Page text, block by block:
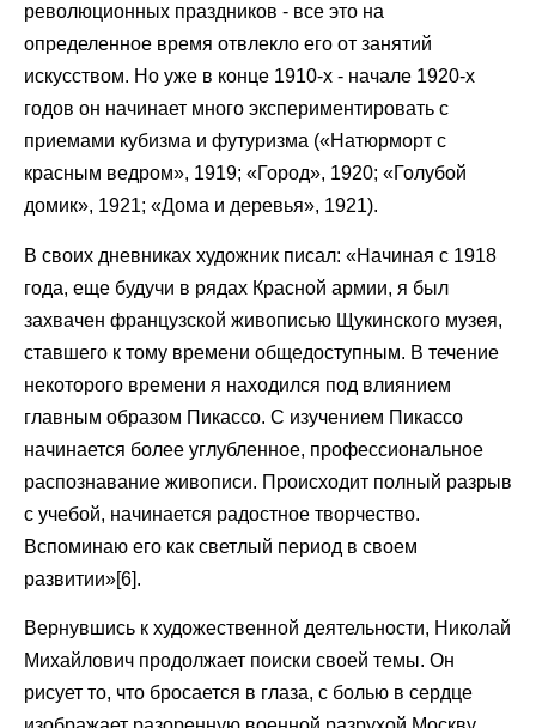
революционных праздников - все это на
определенное время отвлекло его от занятий
искусством. Но уже в конце 1910-х - начале 1920-х
годов он начинает много экспериментировать с
приемами кубизма и футуризма («Натюрморт с
красным ведром», 1919; «Город», 1920; «Голубой
домик», 1921; «Дома и деревья», 1921).
В своих дневниках художник писал: «Начиная с 1918
года, еще будучи в рядах Красной армии, я был
захвачен французской живописью Щукинского музея,
ставшего к тому времени общедоступным. В течение
некоторого времени я находился под влиянием
главным образом Пикассо. С изучением Пикассо
начинается более углубленное, профессиональное
распознавание живописи. Происходит полный разрыв
с учебой, начинается радостное творчество.
Вспоминаю его как светлый период в своем
развитии»[6].
Вернувшись к художественной деятельности, Николай
Михайлович продолжает поиски своей темы. Он
рисует то, что бросается в глаза, с болью в сердце